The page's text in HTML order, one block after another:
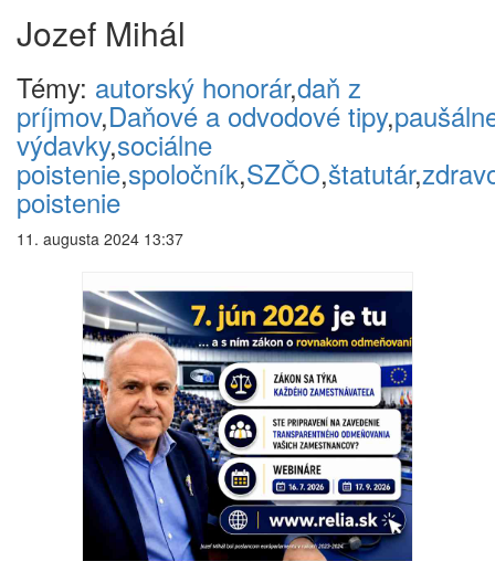
Jozef Mihál
Témy: autorský honorár,daň z
príjmov,Daňové a odvodové tipy,
výdavky,sociálne
poistenie,spoločník,SZČO,štatutár,
poistenie
11. augusta 2024 13:37